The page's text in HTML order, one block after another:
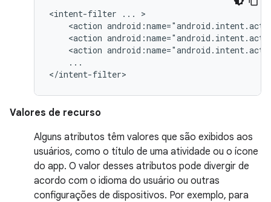
<intent-filter ...
<action
<action
<action
...
</intent-filter>
Valores de recurso
Alguns atributos têm valores que são exibidos aos
usuários, como o título de uma atividade ou o ícone
do app. O valor desses atributos pode divergir de
acordo com o idioma do usuário ou outras
configurações de dispositivos. Por exemplo, para